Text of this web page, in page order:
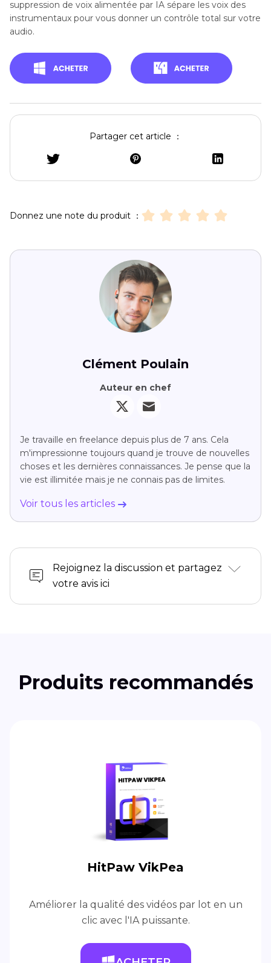
suppression de voix alimentée par IA sépare les voix des
instrumentaux pour vous donner un contrôle total sur votre
audio.
Partager cet article ：
Donnez une note du produit ：
Clément Poulain
Auteur en chef
Je travaille en freelance depuis plus de 7 ans. Cela
m'impressionne toujours quand je trouve de nouvelles
choses et les dernières connaissances. Je pense que la
vie est illimitée mais je ne connais pas de limites.
Voir tous les articles
Rejoignez la discussion et partagez
votre avis ici
Produits recommandés
HitPaw VikPea
Améliorer la qualité des vidéos par lot en un
clic avec l'IA puissante.